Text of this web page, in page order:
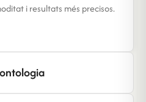
i resultats més precisos.